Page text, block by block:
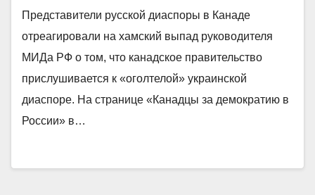
Представители русской диаспоры в Канаде
отреагировали на хамский выпад руководителя
МИДа РФ о том, что канадское правительство
прислушивается к «оголтелой» украинской
диаспоре. На странице «Канадцы за демократию в
России» в…